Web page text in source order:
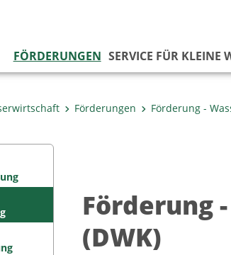
FÖRDERUNGEN SERVICE FÜR KLEINE
Förderungen Förderung -
Förderung
(DWK)